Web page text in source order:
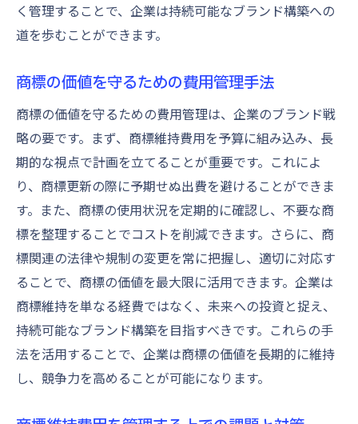
く管理することで、企業は持続可能なブランド構築への
道を歩むことができます。
商標の価値を守るための費用管理手法
商標の価値を守るための費用管理は、企業のブランド戦
略の要です。まず、商標維持費用を予算に組み込み、長
期的な視点で計画を立てることが重要です。これによ
り、商標更新の際に予期せぬ出費を避けることができま
す。また、商標の使用状況を定期的に確認し、不要な商
標を整理することでコストを削減できます。さらに、商
標関連の法律や規制の変更を常に把握し、適切に対応す
ることで、商標の価値を最大限に活用できます。企業は
商標維持を単なる経費ではなく、未来への投資と捉え、
持続可能なブランド構築を目指すべきです。これらの手
法を活用することで、企業は商標の価値を長期的に維持
し、競争力を高めることが可能になります。